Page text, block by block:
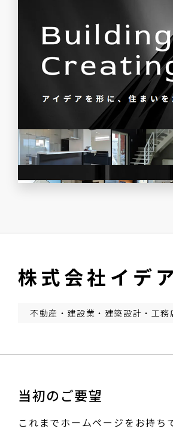
株式会社イデ
不動産・建設業・建築設計・工務
当初のご要望
これまでホームページをお持